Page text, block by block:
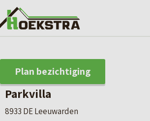
Plan bezichtiging
Parkvilla
8933 DE Leeuwarden